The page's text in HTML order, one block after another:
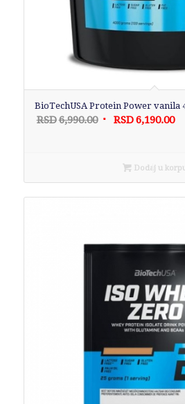
BioTechUSA Protein Power vanila
RSD6,990.00 Originalna
RSD6,990.00.
RSD6,190.00
Dodaj u